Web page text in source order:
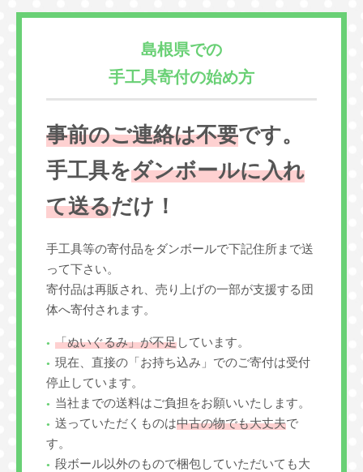
島根県での
手工具寄付の始め方
事前のご連絡は不要です。
手工具をダンボールに入れ
て送るだけ！
手工具等の寄付品をダンボールで下記住所まで送
って下さい。
寄付品は再販され、売り上げの一部が支援する団
体へ寄付されます。
「ぬいぐるみ」が不足しています。
現在、直接の「お持ち込み」でのご寄付は受付
停止しています。
当社までの送料はご負担をお願いいたします。
送っていただくものは中古の物でも大丈夫で
す。
段ボール以外のもので梱包していただいても大